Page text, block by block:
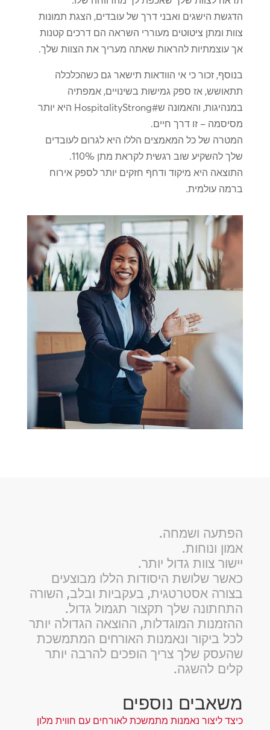
הדגשת הישגים ואבני דרך של עובדים, הצגת תמונות
צוות ומתן ציטוטים מעוררי השראה הם דרכים קטנות
אך עוצמתיות להראות שאתה מעריך את הצוות שלך.
בנוסף, זכור כי אי הוודאות תישאר גם כשהכלכלה
תתאושש, אז ספק גמישות בשינויים, אמפתיה
במנהיגות, והאמונה ש#HospitalityStrong היא יותר
מסיסמה – זו דרך חיים.
המטרה של כל המאמצים הללו היא לגרום לעובדים
שלך להשקיע שוב רגשית לקראת מתן 110%.
התוצאה היא מיקוד ודחף חזקים יותר לספק אירוח
ברמה עולמית.
הפתעה ושמחה.
אמון ונוחות.
יישור צוות גדול יותר.
כאשר שלושת היסודות הללו מבוצעים
בצורה אסטרטגית, בעקביות ובלב, השורה
התחתונה שלך תקצור תגמול גדול.
ההזמנות המוגדלות, ההוצאה הגדולה יותר
לכל ביקור ונאמנות האורחים המתמשכת
שהעסק שלך צריך הופכים להרבה יותר
קלים להשגה.
משאבים נוספים
כיצד ליצור נאמנות מתמשכת לאורחים עם חווית מלון